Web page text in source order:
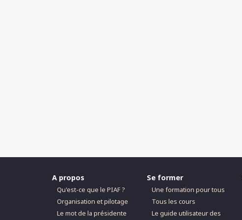
A propos
Qu'est-ce que le PIAF ?
Organisation et pilotage
Le mot de la présidente
Se former
Une formation pour tous
Tous les cours
Le guide utilisateur des